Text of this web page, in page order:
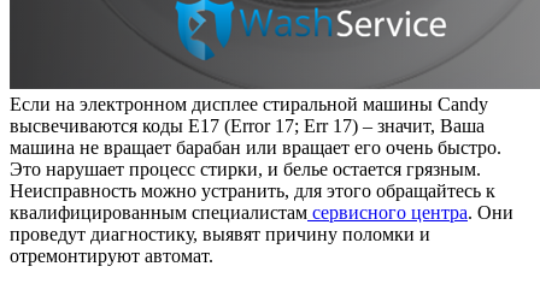
Если на электронном дисплее стиральной машины Candy
высвечиваются коды Е17 (Error 17; Err 17) – значит, Ваша
машина не вращает барабан или вращает его очень быстро.
Это нарушает процесс стирки, и белье остается грязным.
Неисправность можно устранить, для этого обращайтесь к
квалифицированным специалистам сервисного центра. Они
проведут диагностику, выявят причину поломки и
отремонтируют автомат.